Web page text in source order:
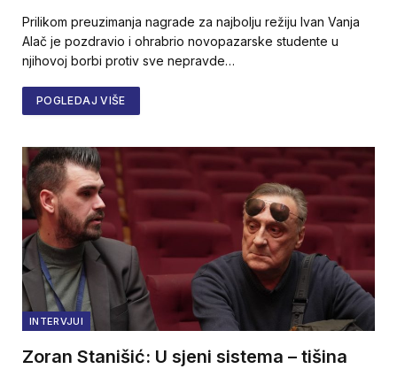
Prilikom preuzimanja nagrade za najbolju režiju Ivan Vanja
Alač je pozdravio i ohrabrio novopazarske studente u
njihovoj borbi protiv sve nepravde…
POGLEDAJ VIŠE
INTERVJUI
Zoran Stanišić: U sjeni sistema – tišina